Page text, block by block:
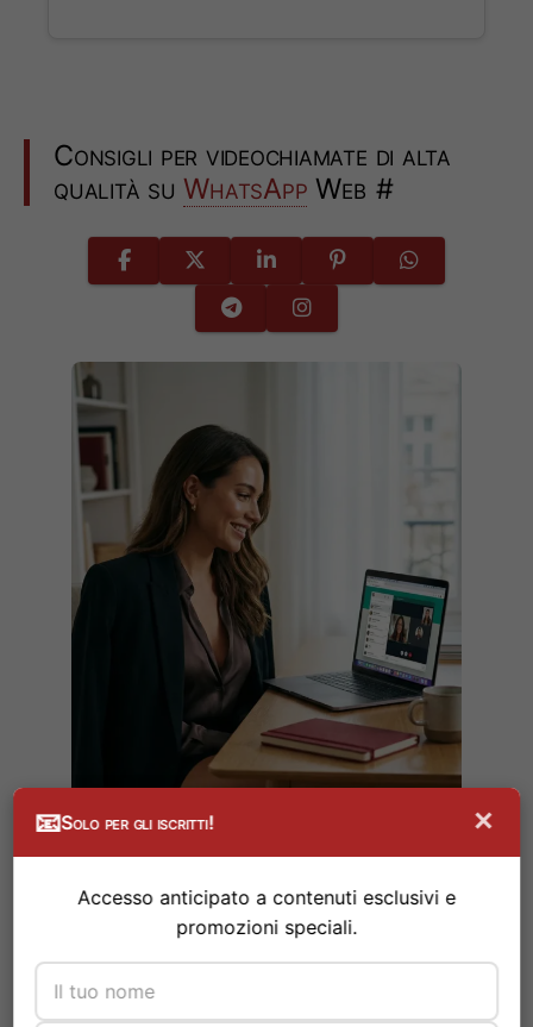
Consigli per videochiamate di alta
qualità suWhatsApp Web #
📧Solo per gli iscritti! ×
Accesso anticipato a contenuti esclusivi e
promozioni speciali.